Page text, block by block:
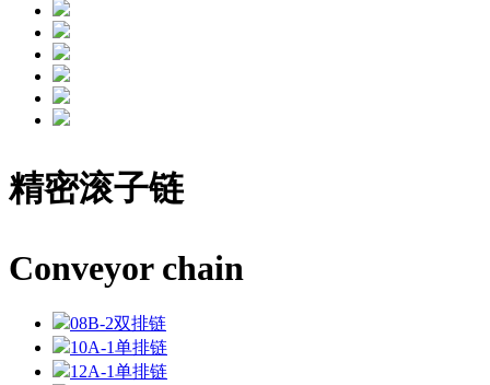
精密滚子链
Conveyor chain
08B-2双排链
10A-1单排链
12A-1单排链